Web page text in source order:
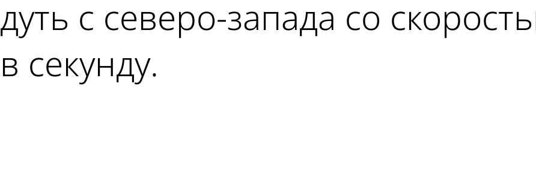
дуть с северо-запада со
в секунду.